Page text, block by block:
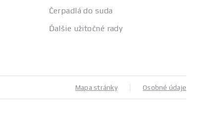
Čerpadlá do suda
Ďalšie užitočné rady
Mapa stránky Osobné údaje